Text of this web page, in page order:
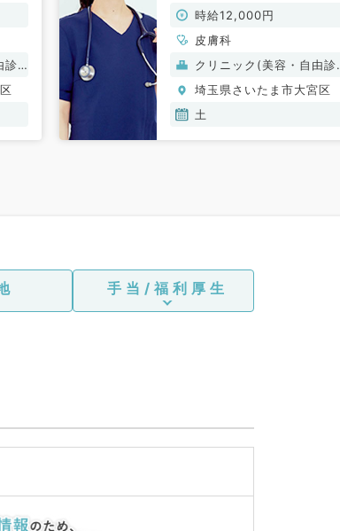
診
膚科外来×美容皮膚科も学
べるアルバイト！～ターミ
ナル駅よりすぐのクリニッ
クの募集～（皮膚科／非常
勤）
時給12,000円
皮膚科
クリニック(美容・自由診
療）
埼玉県さいたま市大宮区
土
手当/福利厚生